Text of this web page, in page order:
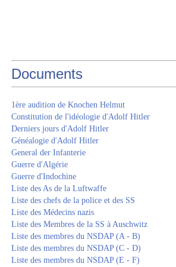
Documents
1ère audition de Knochen Helmut
Constitution de l'idéologie d'Adolf Hitler
Derniers jours d'Adolf Hitler
Généalogie d'Adolf Hitler
General der Infanterie
Guerre d'Algérie
Guerre d'Indochine
Liste des As de la Luftwaffe
Liste des chefs de la police et des SS
Liste des Médecins nazis
Liste des Membres de la SS à Auschwitz
Liste des membres du NSDAP (A - B)
Liste des membres du NSDAP (C - D)
Liste des membres du NSDAP (E - F)